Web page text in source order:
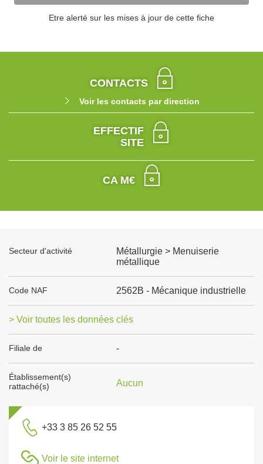
Etre alerté sur les mises à jour de cette fiche
CONTACTS
Voir les contacts par direction
EFFECTIF
SITE
CA M€
Secteur d'activité
Métallurgie > Menuiserie
métallique
Code NAF 2562B - Mécanique industrielle
> Voir toutes les données clés
Filiale de -
Établissement(s)
rattaché(s)
Aucun
+33 3 85 26 52 55
Voir le site internet